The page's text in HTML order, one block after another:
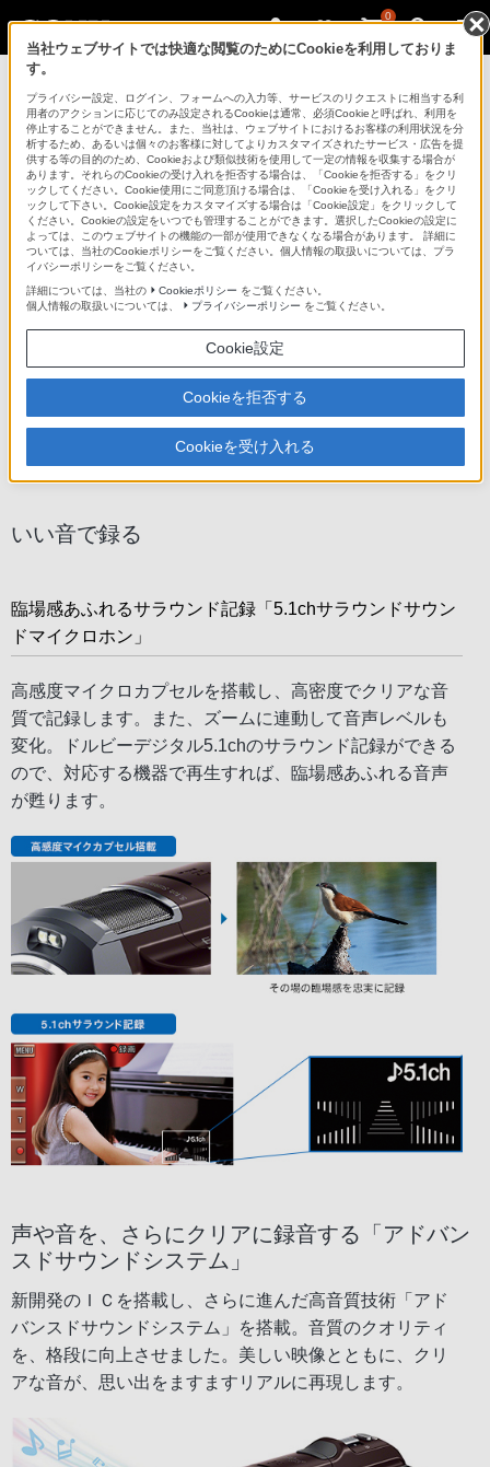
0
HDR-PJ630V
デジタルHDビデオカメラレコーダー HDR-PJ630V
商品の特長 | 高音質機能
いい音で録る
臨場感あふれるサラウンド記録「5.1chサラウンドサウン
ドマイクロホン」
高感度マイクロカプセルを搭載し、高密度でクリアな音
質で記録します。また、ズームに連動して音声レベルも
変化。ドルビーデジタル5.1chのサラウンド記録ができる
ので、対応する機器で再生すれば、臨場感あふれる音声
が甦ります。
声や音を、さらにクリアに録音する「アドバン
スドサウンドシステム」
新開発のＩＣを搭載し、さらに進んだ高音質技術「アド
バンスドサウンドシステム」を搭載。音質のクオリティ
を、格段に向上させました。美しい映像とともに、クリ
アな音が、思い出をますますリアルに再現します。
当社ウェブサイトでは快適な閲覧のためにCookieを利用しておりま
す。
プライバシー設定、ログイン、フォームへの入力等、サービスのリクエストに相当する利
用者のアクションに応じてのみ設定されるCookieは通常、必須Cookieと呼ばれ、利用を
停止することができません。また、当社は、ウェブサイトにおけるお客様の利用状況を分
析するため、あるいは個々のお客様に対してよりカスタマイズされたサービス・広告を提
供する等の目的のため、Cookieおよび類似技術を使用して一定の情報を収集する場合が
あります。それらのCookieの受け入れを拒否する場合は、「Cookieを拒否する」をクリ
ックしてください。Cookie使用にご同意頂ける場合は、「Cookieを受け入れる」をクリ
ックして下さい。Cookie設定をカスタマイズする場合は「Cookie設定」をクリックして
ください。Cookieの設定をいつでも管理することができます。選択したCookieの設定に
よっては、このウェブサイトの機能の一部が使用できなくなる場合があります。 詳細に
ついては、当社のCookieポリシーをご覧ください。個人情報の取扱いについては、プラ
イバシーポリシーをご覧ください。
詳細については、当社の
Cookieポリシー をご覧ください。
個人情報の取扱いについては、
プライバシーポリシー をご覧ください。
Cookie設定
Cookieを拒否する
Cookieを受け入れる